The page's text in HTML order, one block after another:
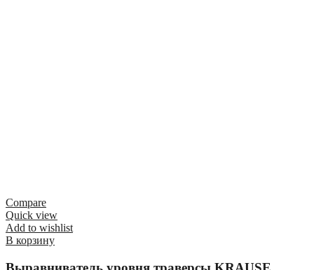
Compare
Quick view
Add to wishlist
В корзину